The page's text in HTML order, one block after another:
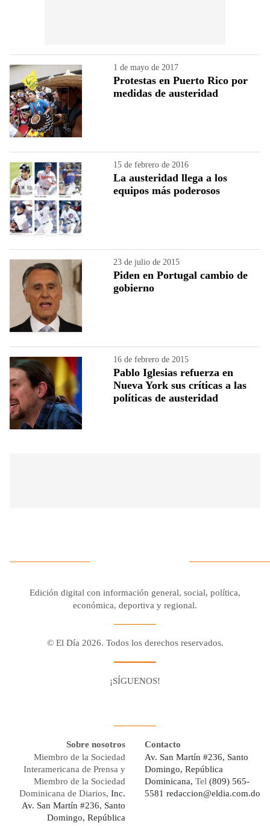
1 de mayo de 2017
Protestas en Puerto Rico por
medidas de austeridad
15 de febrero de 2016
La austeridad llega a los
equipos más poderosos
23 de julio de 2015
Piden en Portugal cambio de
gobierno
16 de febrero de 2015
Pablo Iglesias refuerza en
Nueva York sus críticas a las
políticas de austeridad
Edición digital con información general, social, política,
económica, deportiva y regional.
© El Día 2026. Todos los derechos reservados.
¡SÍGUENOS!
Sobre nosotros
Miembro de la Sociedad
Interamericana de Prensa y
Miembro de la Sociedad
Dominicana de Diarios, Inc.
Av. San Martín #236, Santo
Domingo, República
Contacto
Av. San Martín #236, Santo
Domingo, República
Dominicana, Tel (809) 565-
5581 redaccion@eldia.com.do